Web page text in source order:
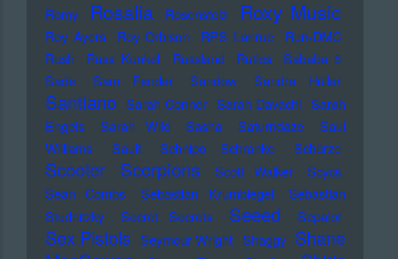
Romy Rosalia Rosenstolz Roxy Music
Roy Ayers Roy Orbison RPS Lanrue
Run-DMC
Rush
Russ Kunkel Russland Rutles
Sababa 5
Sade
Sam Fender Sandow Sandra Hüller
Santiano Sarah Connor Sarah Davachi Sarah
Engels
Sarah Wild Sasha Saturndaze
Saul
Williams
Sault Schnipo Schranke Schürze
Scooter Scorpions Scott Walker
Scycs
Sean Combs
Sebastian Krumbiegel
Sebastian
Studnitzky
Secret Secrets Seeed Sepalot
Sex Pistols Seymour Wright Shaggy Shane